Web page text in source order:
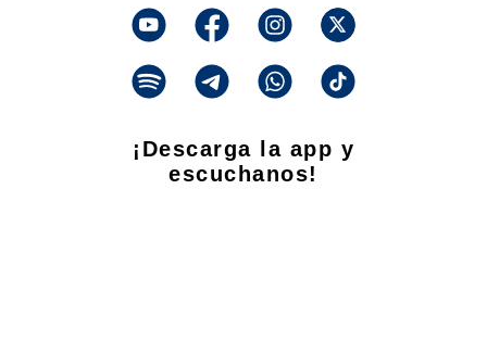
¡Descarga la app y
escuchanos!